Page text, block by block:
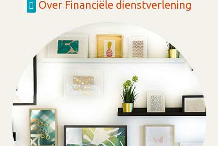
Over Financiële dienstverlening